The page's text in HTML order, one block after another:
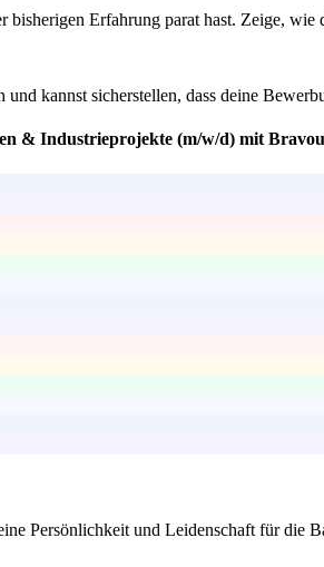
Erfahrung parat hast. Zeige,
kannst sicherstellen, dass deine
& Industrieprojekte (m/w/d) mit
Persönlichkeit und Leidenschaft für die